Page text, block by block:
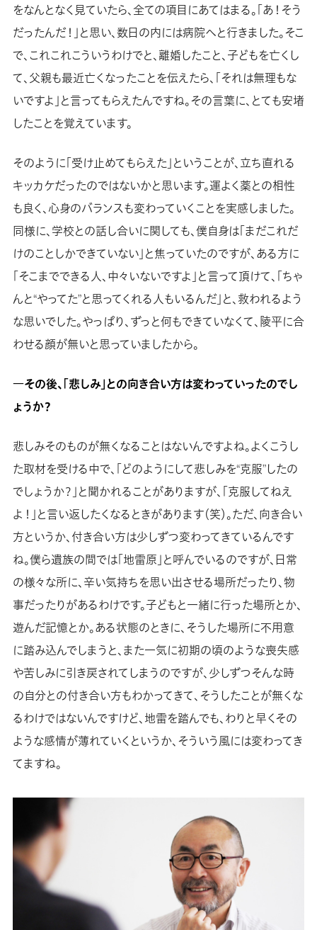
をなんとなく見ていたら、全ての項目にあてはまる。「あ！そう
だったんだ！」と思い、数日の内には病院へと行きました。そこ
で、これこれこういうわけでと、離婚したこと、子どもを亡くし
て、父親も最近亡くなったことを伝えたら、「それは無理もな
いですよ」と言ってもらえたんですね。その言葉に、とても安堵
したことを覚えています。
そのように「受け止めてもらえた」ということが、立ち直れる
キッカケだったのではないかと思います。運よく薬との相性
も良く、心身のバランスも変わっていくことを実感しました。
同様に、学校との話し合いに関しても、僕自身は「まだこれだ
けのことしかできていない」と焦っていたのですが、ある方に
「そこまでできる人、中々いないですよ」と言って頂けて、「ちゃ
んと“やってた”と思ってくれる人もいるんだ」と、救われるよう
な思いでした。やっぱり、ずっと何もできていなくて、陵平に合
わせる顔が無いと思っていましたから。
―その後、「悲しみ」との向き合い方は変わっていったのでし
ょうか？
悲しみそのものが無くなることはないんですよね。よくこうし
た取材を受ける中で、「どのようにして悲しみを“克服”したの
でしょうか？」と聞かれることがありますが、「克服してねえ
よ！」と言い返したくなるときがあります（笑）。ただ、向き合い
方というか、付き合い方は少しずつ変わってきているんです
ね。僕ら遺族の間では「地雷原」と呼んでいるのですが、日常
の様々な所に、辛い気持ちを思い出させる場所だったり、物
事だったりがあるわけです。子どもと一緒に行った場所とか、
遊んだ記憶とか。ある状態のときに、そうした場所に不用意
に踏み込んでしまうと、また一気に初期の頃のような喪失感
や苦しみに引き戻されてしまうのですが、少しずつそんな時
の自分との付き合い方もわかってきて、そうしたことが無くな
るわけではないんですけど、地雷を踏んでも、わりと早くその
ような感情が薄れていくというか、そういう風には変わってき
てますね。